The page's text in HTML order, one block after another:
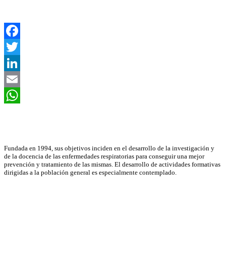
Facebook
Twitter
LinkedIn
Email
Fundada en 1994, sus objetivos inciden en el desarrollo de la investigación y
de la docencia de las enfermedades respiratorias para conseguir una mejor
prevención y tratamiento de las mismas. El desarrollo de actividades formativas
dirigidas a la población general es especialmente contemplado.